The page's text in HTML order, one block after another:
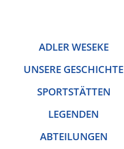
ADLER WESEKE
UNSERE GESCHICHTE
SPORTSTÄTTEN
LEGENDEN
ABTEILUNGEN